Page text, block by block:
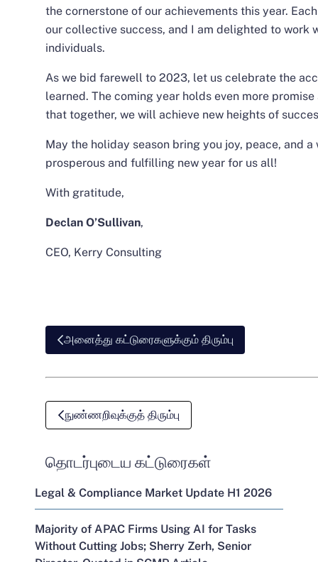
the cornerstone of our achievements this year.
our collective success, and I am delighted to work
individuals.
As we bid farewell to 2023, let us celebrate the
learned. The coming year holds even more
that together, we will achieve new heights of
May the holiday season bring you joy, peace, and a
prosperous and fulfilling new year for us all!
With gratitude,
Declan O’Sullivan,
CEO, Kerry Consulting
அனைத்து கட்டுரைகளுக்கும் திரும்பு
நுண்ணறிவுக்குத் திரும்பு
தொடர்புடைய கட்டுரைகள்
Legal & Compliance Market Update H1 2026
Majority of APAC Firms Using AI for Tasks
Without Cutting Jobs; Sherry Zerh, Senior